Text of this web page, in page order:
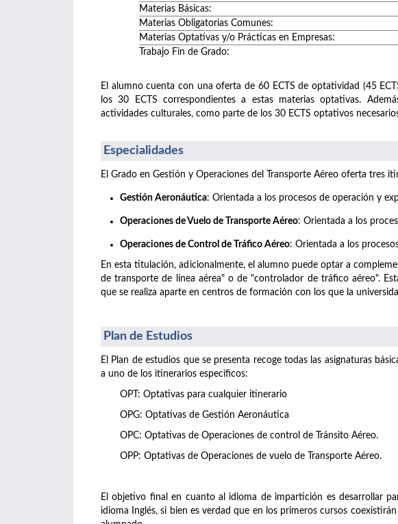
Materias Básicas:
Materias Obligatorias Comunes:
Materias Optativas y/o Prácticas en Empresas:
Trabajo Fin de Grado:
El alumno cuenta con una oferta de 60 ECTS de optatividad (45
los 30 ECTS correspondientes a estas materias optativas.
actividades culturales, como parte de los 30 ECTS optativos
Especialidades
El Grado en Gestión y Operaciones del Transporte Aéreo oferta tres
Gestión Aeronáutica: Orientada a los procesos de operación y
Operaciones de Vuelo de Transporte Aéreo: Orientada a los
Operaciones de Control de Tráfico Aéreo: Orientada a los
En esta titulación, adicionalmente, el alumno puede optar a
de transporte de línea aérea" o de "controlador de tráfico aéreo".
que se realiza aparte en centros de formación con los que la
Plan de Estudios
El Plan de estudios que se presenta recoge todas las asignaturas
a uno de los itinerarios específicos:
OPT: Optativas para cualquier itinerario
OPG: Optativas de Gestión Aeronáutica
OPC: Optativas de Operaciones de control de Tránsito Aéreo.
OPP: Optativas de Operaciones de vuelo de Transporte Aéreo.
El objetivo final en cuanto al idioma de impartición es desarrollar
idioma Inglés, si bien es verdad que en los primeros cursos